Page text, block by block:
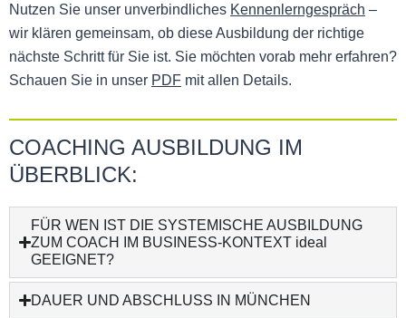
Nutzen Sie unser unverbindliches Kennenlerngespräch –
wir klären gemeinsam, ob diese Ausbildung der richtige
nächste Schritt für Sie ist. Sie möchten vorab mehr erfahren?
Schauen Sie in unser PDF mit allen Details.
COACHING AUSBILDUNG IM
ÜBERBLICK:
FÜR WEN IST DIE SYSTEMISCHE AUSBILDUNG
ZUM COACH IM BUSINESS-KONTEXT ideal
GEEIGNET?
DAUER UND ABSCHLUSS IN MÜNCHEN